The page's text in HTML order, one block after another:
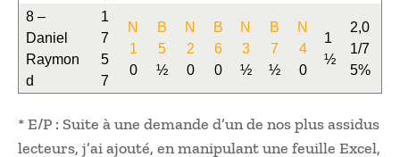
8 –
Daniel
Raymon
d
1
7
5
7
N
1
0
B
5
½
N
2
0
B
6
0
N
3
½
B
7
½
N
4
0
1
½
2,0
1/7
5%
* E/P : Suite à une demande d’un de nos plus assidus
lecteurs, j’ai ajouté, en manipulant une feuille Excel,